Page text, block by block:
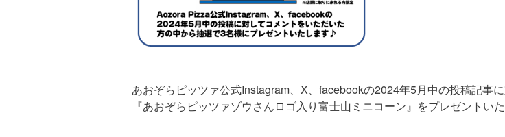
あおぞらピッツァ公式Instagram、X、facebookの2024年5月中の投稿記事
『あおぞらピッツァゾウさんロゴ入り富士山ミニコーン』をプレゼントい